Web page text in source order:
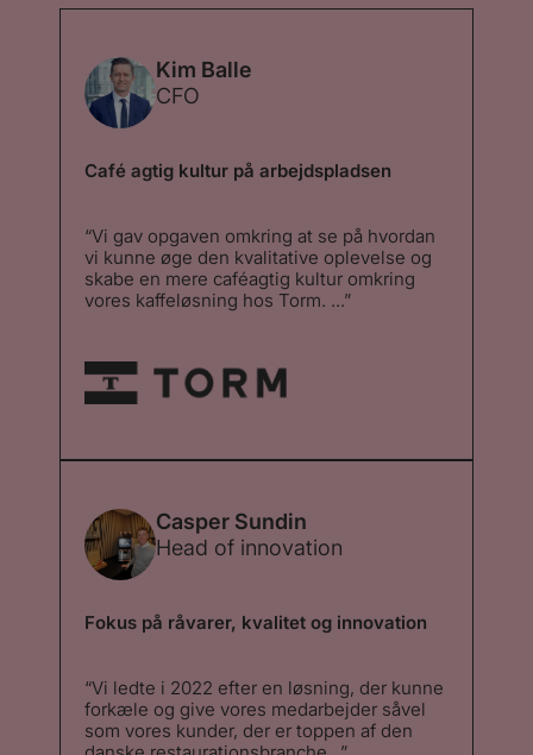
Kim Balle
CFO
Café agtig kultur på arbejdspladsen
“Vi gav opgaven omkring at se på hvordan
vi kunne øge den kvalitative oplevelse og
skabe en mere caféagtig kultur omkring
vores kaffeløsning hos Torm. ...”
skabe en mere caféagtig kultur omkring
vores kaffeløsning hos Torm. Vi ønskede at
få vores medarbejdere og kunder i huset til
må siges at have været en klar succes. ”
Casper Sundin
Head of innovation
Fokus på råvarer, kvalitet og innovation
“Vi ledte i 2022 efter en løsning, der kunne
forkæle og give vores medarbejder såvel
som vores kunder, der er toppen af den